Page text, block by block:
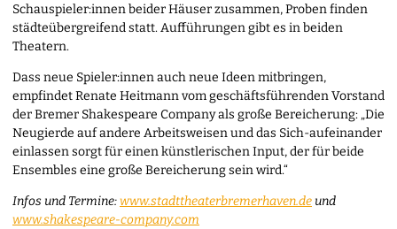
Schauspieler:innen beider Häuser zusammen, Proben finden
städteübergreifend statt. Aufführungen gibt es in beiden
Theatern.
Dass neue Spieler:innen auch neue Ideen mitbringen,
empfindet Renate Heitmann vom geschäftsführenden Vorstand
der Bremer Shakespeare Company als große Bereicherung: „Die
Neugierde auf andere Arbeitsweisen und das Sich-aufeinander
einlassen sorgt für einen künstlerischen Input, der für beide
Ensembles eine große Bereicherung sein wird.“
Infos und Termine:www.stadttheaterbremerhaven.de und
www.shakespeare-company.com